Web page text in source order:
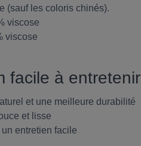
(sauf les coloris chinés).
viscose
viscose
facile à entretenir
et une meilleure durabilité
et lisse
entretien facile